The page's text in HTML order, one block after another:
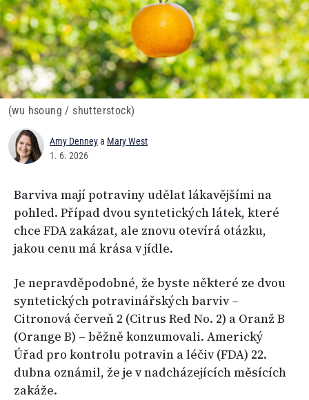
(wu hsoung / shutterstock)
Amy Denneya Mary West
1. 6. 2026
Barviva mají potraviny udělat lákavějšími na
pohled. Případ dvou syntetických látek, které
chce FDA zakázat, ale znovu otevírá otázku,
jakou cenu má krása v jídle.
Je nepravděpodobné, že byste některé ze dvou
syntetických potravinářských barviv –
Citronová červeň 2 (Citrus Red No. 2) a Oranž B
(Orange B) – běžně konzumovali. Americký
Úřad pro kontrolu potravin a léčiv (FDA) 22.
dubna oznámil, že je v nadcházejících měsících
zakáže.